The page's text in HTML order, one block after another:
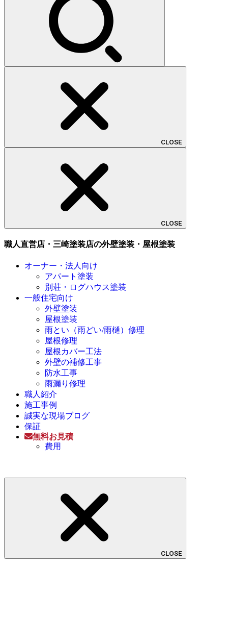
CLOSE
CLOSE
職人直営店・三崎塗装店の外壁塗装・屋根塗装
オーナー・法人向け
アパート塗装
別荘・ログハウス塗装
一般住宅向け
外壁塗装
屋根塗装
雨とい（雨どい/雨樋）修理
屋根修理
屋根カバー工法
外壁の補修工事
防水工事
雨漏り修理
職人紹介
施工事例
誠実な現場ブログ
保証
無料お見積
費用
CLOSE